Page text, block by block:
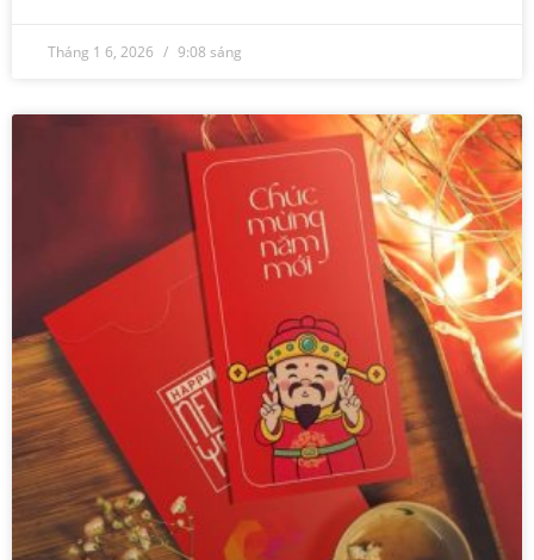
Tháng 1 6, 2026 9:08 sáng